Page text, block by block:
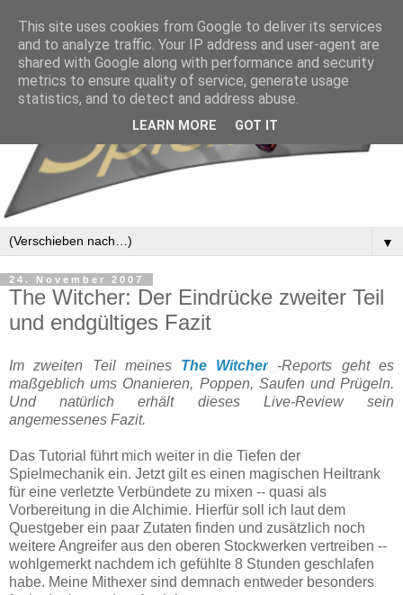
▼
24. November 2007
The Witcher: Der Eindrücke zweiter Teil
und endgültiges Fazit
Im zweiten Teil meines The Witcher
-Reports geht es
maßgeblich ums Onanieren, Poppen, Saufen und Prügeln.
Und natürlich erhält dieses Live-Review sein
angemessenes Fazit.
Das Tutorial führt mich weiter in die Tiefen der
Spielmechanik ein. Jetzt gilt es einen magischen Heiltrank
für eine verletzte Verbündete zu mixen -- quasi als
Vorbereitung in die Alchimie. Hierfür soll ich laut dem
Questgeber ein paar Zutaten finden und zusätzlich noch
weitere Angreifer aus den oberen Stockwerken vertreiben --
wohlgemerkt nachdem ich gefühlte 8 Stunden geschlafen
habe. Meine Mithexer sind demnach entweder besonders
This site uses cookies from Google to deliver its services
and to analyze traffic. Your IP address and user-agent are
shared with Google along with performance and security
metrics to ensure quality of service, generate usage
statistics, and to detect and address abuse.
LEARN MORE GOT IT